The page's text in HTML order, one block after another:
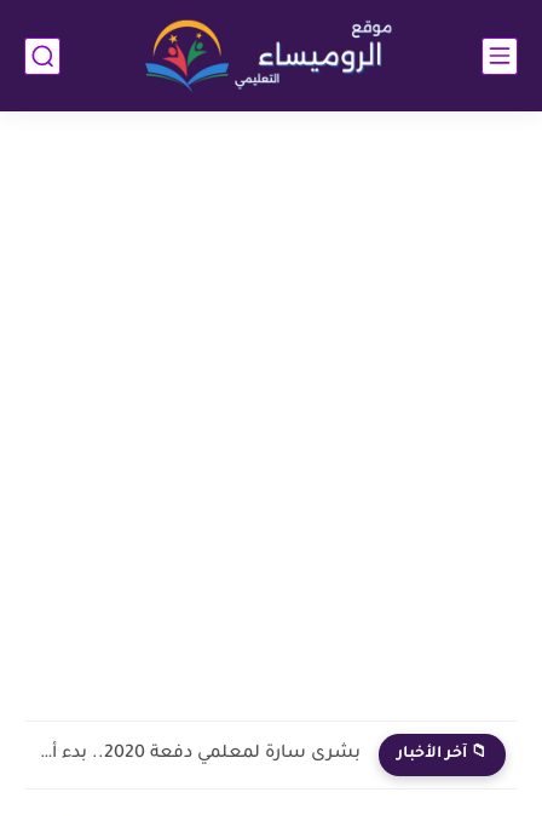
📁 آخر الأخبار بشرى سارة لمعلمي دفعة 2020.. بدء أول خطوة رسمية في...